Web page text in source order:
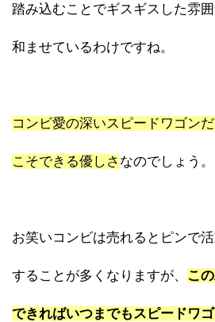
踏み込むことでギスギスした雰
和ませているわけですね。
コンビ愛の深いスピードワゴン
こそできる優しさ なのでしょう。
お笑いコンビは売れるとピンで
することが多くなりますが、 こ
できればいつまでもスピードワ